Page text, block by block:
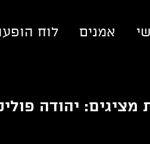
אמנים לוח
מציגים: יהודה